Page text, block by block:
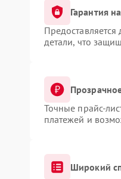
Гарантия
детали, что
Точные прайс-
платежей и
Широкий